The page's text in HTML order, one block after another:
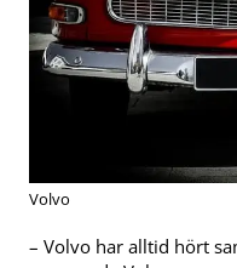
Volvo
­­– Volvo har alltid hört